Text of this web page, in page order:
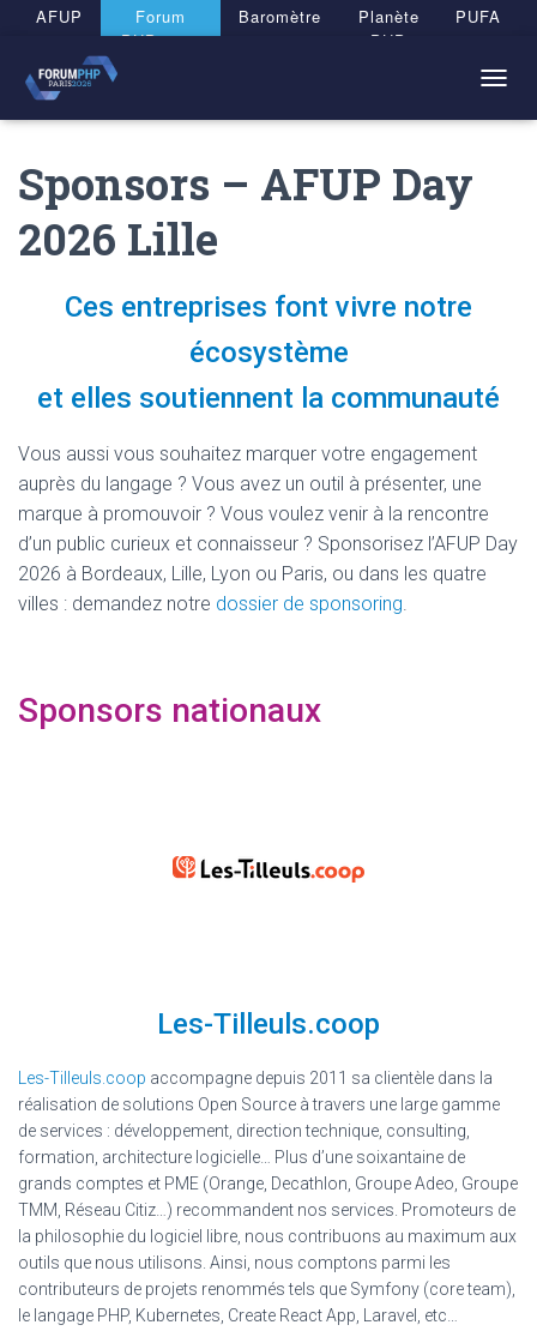
AFUP
Forum
PHP 2026
Baromètre
Planète
PHP
PUFA
O
I
Sponsors – AFUP Day
2026 Lille
Ces entreprises font vivre notre
écosystème
et elles soutiennent la communauté
Vous aussi vous souhaitez marquer votre engagement
auprès du langage ? Vous avez un outil à présenter, une
marque à promouvoir ? Vous voulez venir à la rencontre
d’un public curieux et connaisseur ? Sponsorisez l’AFUP Day
2026 à Bordeaux, Lille, Lyon ou Paris, ou dans les quatre
villes : demandez notre dossier de sponsoring.
Sponsors nationaux
Les-Tilleuls.coop
Les-Tilleuls.coop accompagne depuis 2011 sa clientèle dans la
réalisation de solutions Open Source à travers une large gamme
de services : développement, direction technique, consulting,
formation, architecture logicielle… Plus d’une soixantaine de
grands comptes et PME (Orange, Decathlon, Groupe Adeo, Groupe
TMM, Réseau Citiz…) recommandent nos services. Promoteurs de
la philosophie du logiciel libre, nous contribuons au maximum aux
outils que nous utilisons. Ainsi, nous comptons parmi les
contributeurs de projets renommés tels que Symfony (core team),
le langage PHP, Kubernetes, Create React App, Laravel, etc…
Panneau de gestion des cookies